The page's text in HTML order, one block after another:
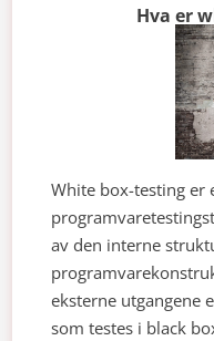
Hva er
White box-testing er
av den interne
eksterne utgangene
som testes i black